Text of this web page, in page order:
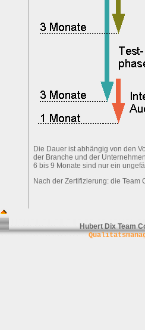
Die Dauer ist abhängig von den
der Branche und der
6 bis 9 Monate sind nur ein
Nach der Zertifizierung: die Team
Hubert Dix Team